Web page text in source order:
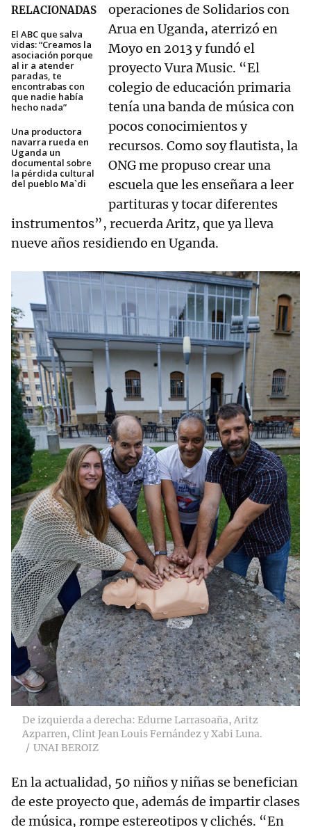
RELACIONADAS
El ABC que salva
vidas: “Creamos la
asociación porque
al ir a atender
paradas, te
encontrabas con
que nadie había
hecho nada”
Una productora
navarra rueda en
Uganda un
documental sobre
la pérdida cultural
del pueblo Ma`di
operaciones de Solidarios con
Arua en Uganda, aterrizó en
Moyo en 2013 y fundó el
proyecto Vura Music. “El
colegio de educación primaria
tenía una banda de música con
pocos conocimientos y
recursos. Como soy flautista, la
ONG me propuso crear una
escuela que les enseñara a leer
partituras y tocar diferentes
instrumentos”, recuerda Aritz, que ya lleva
nueve años residiendo en Uganda.
De izquierda a derecha: Edurne Larrasoaña, Aritz
Azparren, Clint Jean Louis Fernández y Xabi Luna.
UNAI BEROIZ
En la actualidad, 50 niños y niñas se benefician
de este proyecto que, además de impartir clases
de música, rompe estereotipos y clichés. “En